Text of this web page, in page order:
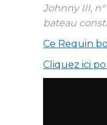
Johnny III,
bateau
Ce Requin
Cliquez ici